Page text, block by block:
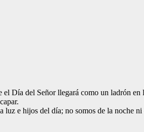
Día del Señor llegará como un ladrón
e hijos del día; no somos de la noche ni